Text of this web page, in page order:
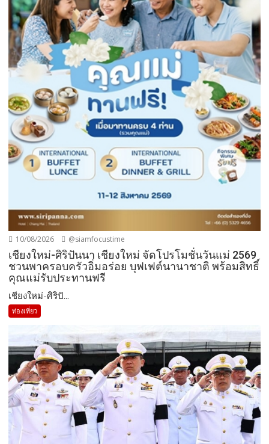
10/08/2026 @siamfocustime
เชียงใหม่-ศิริปันนา เชียงใหม่ จัดโปรโมชั่นวันแม่ 2569
ชวนพาครอบครัวอิ่มอร่อย บุฟเฟต์นานาชาติ พร้อมสิทธิ์
คุณแม่รับประทานฟรี
เชียงใหม่-ศิริปั...
ท่องเที่ยว